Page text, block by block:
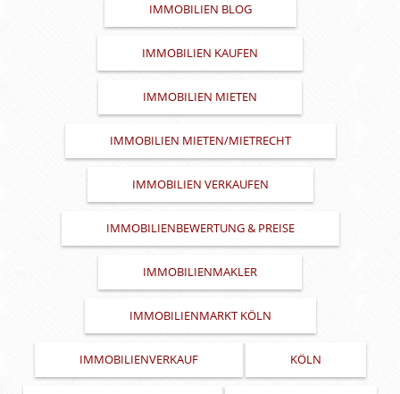
IMMOBILIEN BLOG
IMMOBILIEN KAUFEN
IMMOBILIEN MIETEN
IMMOBILIEN MIETEN/MIETRECHT
IMMOBILIEN VERKAUFEN
IMMOBILIENBEWERTUNG & PREISE
IMMOBILIENMAKLER
IMMOBILIENMARKT KÖLN
IMMOBILIENVERKAUF KÖLN